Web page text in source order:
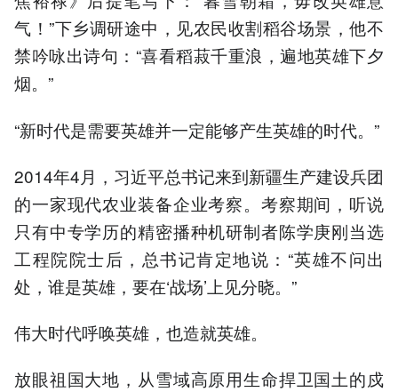
气！”下乡调研途中，见农民收割稻谷场景，他不
禁吟咏出诗句：“喜看稻菽千重浪，遍地英雄下夕
烟。”
“新时代是需要英雄并一定能够产生英雄的时代。”
2014年4月，习近平总书记来到新疆生产建设兵团
的一家现代农业装备企业考察。考察期间，听说
只有中专学历的精密播种机研制者陈学庚刚当选
工程院院士后，总书记肯定地说：“英雄不问出
处，谁是英雄，要在‘战场’上见分晓。”
伟大时代呼唤英雄，也造就英雄。
放眼祖国大地，从雪域高原用生命捍卫国土的戍